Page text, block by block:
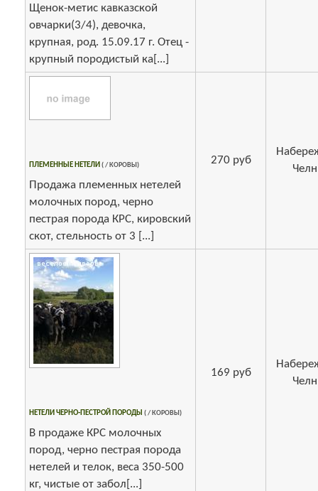
Щенок-метис кавказской
овчарки(3/4), девочка,
крупная, род. 15.09.17 г. Отец -
крупный породистый ка[...]
ПЛЕМЕННЫЕ НЕТЕЛИ ( / КОРОВЫ)
Продажа племенных нетелей
молочных пород, черно
пестрая порода КРС, кировский
скот, стельность от 3 [...]
270 руб
НЕТЕЛИ ЧЕРНО-ПЕСТРОЙ ПОРОДЫ ( / КОРОВЫ)
В продаже КРС молочных
пород, черно пестрая порода
нетелей и телок, веса 350-500
кг, чистые от забол[...]
169 руб